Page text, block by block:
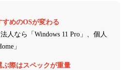
めのOSが変わる
人なら「Windows 11 Pro」、個人
」
ぶ際はスペックが重量